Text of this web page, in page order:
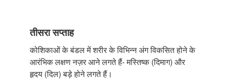
तीसरा सप्ताह
कोशिकाओं के बंडल में शरीर के विभिन्न अंग विकसित होने के
आरंभिक लक्षण नज़र आने लगते हैं- मस्तिष्क (दिमाग) और
हृदय (दिल) बड़े होने लगते हैं।